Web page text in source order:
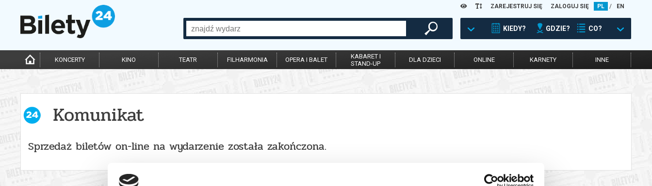
ZAREJESTRUJ SIĘ ZALOGUJ SIĘ PL / EN
KIEDY? GDZIE? CO?
KONCERTY KINO TEATR FILHARMONIA OPERA I BALET
KABARET I
STAND-UP
DLA DZIECI ONLINE KARNETY INNE
Komunikat
Sprzedaż biletów on-line na wydarzenie została zakończona.